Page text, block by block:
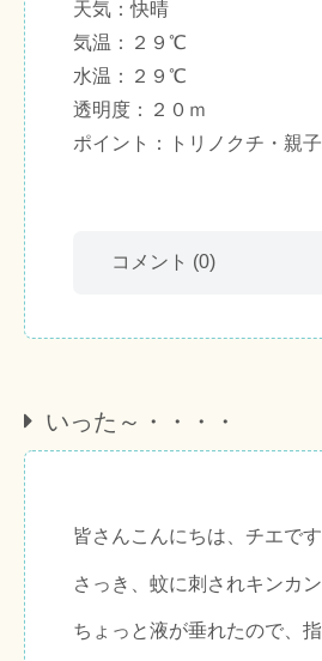
天気：快晴
気温：２９℃
水温：２９℃
透明度：２０ｍ
ポイント：トリノクチ・親
コメント (0)
いった～・・・・
皆さんこんにちは、チエで
さっき、蚊に刺されキンカ
ちょっと液が垂れたので、